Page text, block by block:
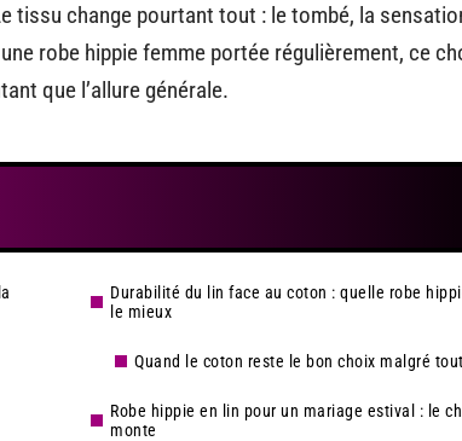
tissu change pourtant tout : le tombé, la
robe hippie femme portée régulièrement, ce
que l’allure générale.
Durabilité du lin face au coton : quelle robe
le mieux
Quand le coton reste le bon choix malgré tout
Robe hippie en lin pour un mariage estival : le
monte